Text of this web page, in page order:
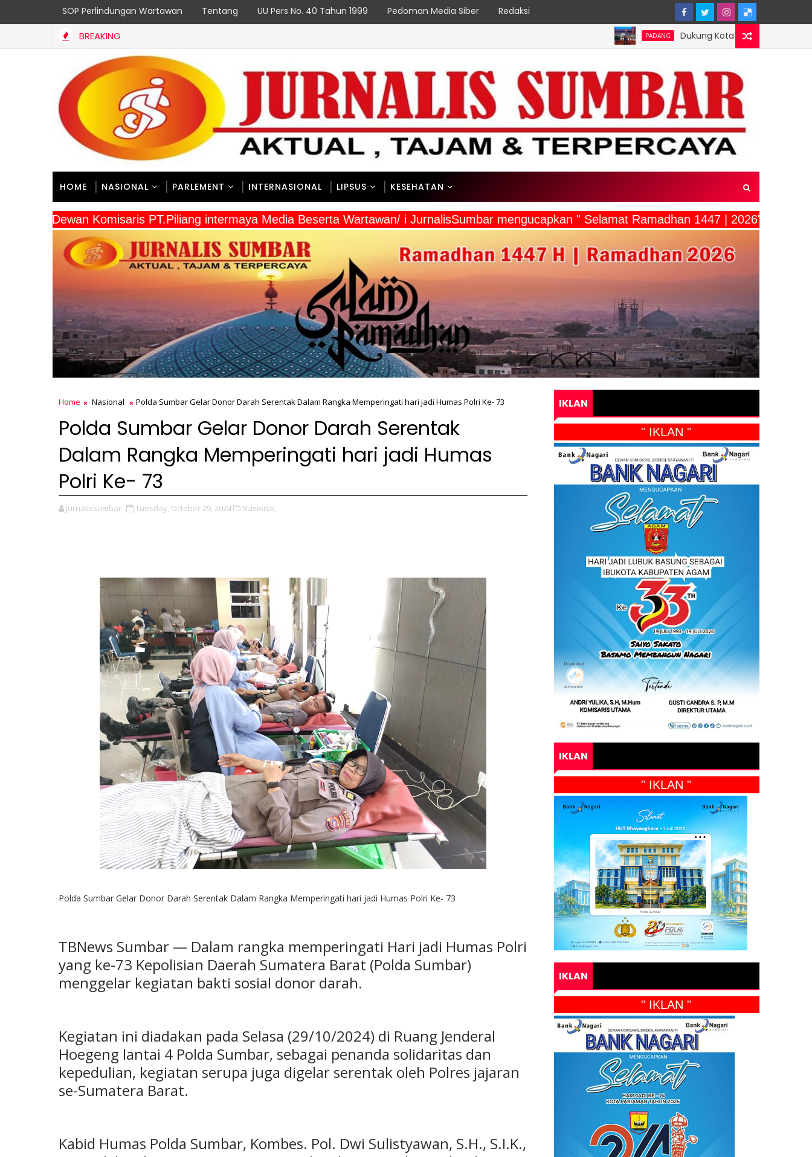
SOP Perlindungan Wartawan Tentang UU Pers No. 40 Tahun 1999 Pedoman Media Siber Redaksi
BREAKING Dukung Kota Padang Jadi Kota Inovator,
HOME NASIONAL PARLEMENT INTERNASIONAL LIPSUS KESEHATAN
" Dewan Komisaris PT.Piliang intermaya Media Beserta Wartawan/ i JurnalisSumbar mengucapkan " Selamat Ramadhan 1447 | 2026"
Home Nasional Polda Sumbar Gelar Donor Darah Serentak Dalam Rangka Memperingati hari jadi Humas Polri Ke- 73
Polda Sumbar Gelar Donor Darah Serentak
Dalam Rangka Memperingati hari jadi Humas
Polri Ke- 73
jurnalissumbar Tuesday, October 29, 2024 Nasional,
Polda Sumbar Gelar Donor Darah Serentak Dalam Rangka Memperingati hari jadi Humas Polri Ke- 73
TBNews Sumbar — Dalam rangka memperingati Hari jadi Humas Polri
yang ke-73 Kepolisian Daerah Sumatera Barat (Polda Sumbar)
menggelar kegiatan bakti sosial donor darah.
Kegiatan ini diadakan pada Selasa (29/10/2024) di Ruang Jenderal
Hoegeng lantai 4 Polda Sumbar, sebagai penanda solidaritas dan
kepedulian, kegiatan serupa juga digelar serentak oleh Polres jajaran
se-Sumatera Barat.
Kabid Humas Polda Sumbar, Kombes. Pol. Dwi Sulistyawan, S.H., S.I.K.,
IKLAN
" IKLAN "
IKLAN
" IKLAN "
IKLAN
" IKLAN "